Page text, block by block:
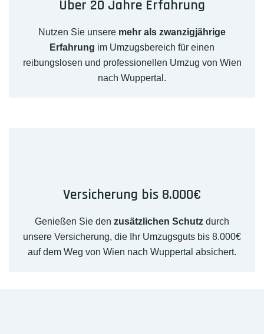
Über 20 Jahre Erfahrung
Nutzen Sie unsere mehr als zwanzigjährige
Erfahrung im Umzugsbereich für einen
reibungslosen und professionellen Umzug von Wien
nach Wuppertal.
Versicherung bis 8.000€
Genießen Sie den zusätzlichen Schutz durch
unsere Versicherung, die Ihr Umzugsguts bis 8.000€
auf dem Weg von Wien nach Wuppertal absichert.